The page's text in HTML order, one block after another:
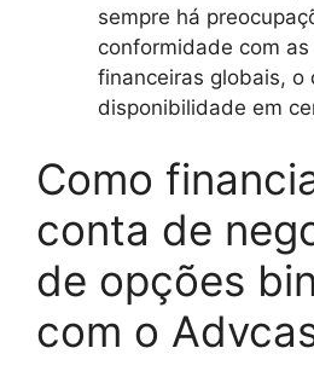
sempre há
conformidade com
financeiras globais, o
disponibilidade em
Como
conta de
de opções
com o